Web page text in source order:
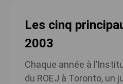
Les cinq
2003
Chaque année à
du ROEJ à Toronto, un